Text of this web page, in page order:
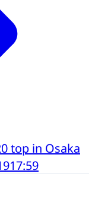
top in Osaka
17:59